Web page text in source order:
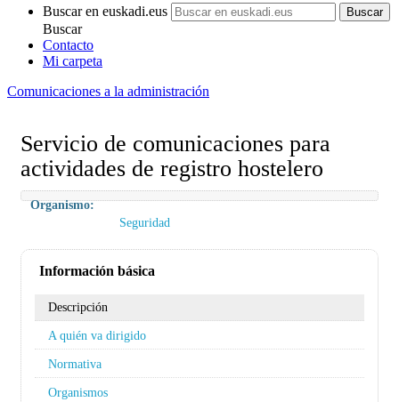
Buscar en euskadi.eus
Buscar
Contacto
Mi carpeta
Comunicaciones a la administración
Servicio de comunicaciones para
actividades de registro hostelero
Organismo:
Seguridad
Información básica
Descripción
A quién va dirigido
Normativa
Organismos